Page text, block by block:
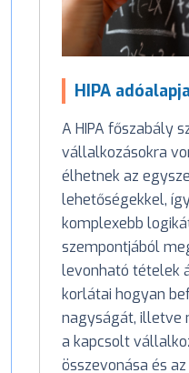
HIPA
A HIPA főszabály
vállalkozásokra
élhetnek az
lehetőségekkel,
komplexebb
szempontjából
levonható tételek
korlátai hogyan
nagyságát, illetve
a kapcsolt
összevonása és